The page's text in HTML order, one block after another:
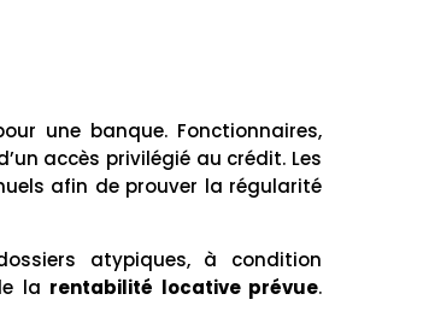
une banque. Fonctionnaires,
accès privilégié au crédit. Les
afin de prouver la régularité
atypiques, à condition
la rentabilité locative prévue.